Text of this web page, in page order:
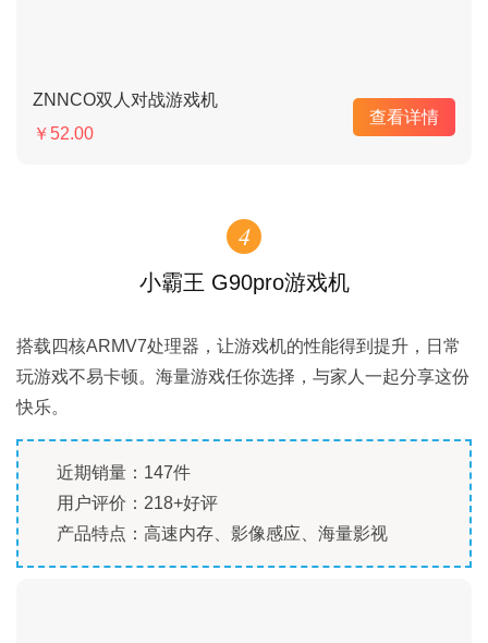
ZNNCO双人对战游戏机
￥52.00
查看详情
4
小霸王 G90pro游戏机
搭载四核ARMV7处理器，让游戏机的性能得到提升，日常
玩游戏不易卡顿。海量游戏任你选择，与家人一起分享这份
快乐。
近期销量：147件
用户评价：218+好评
产品特点：高速内存、影像感应、海量影视